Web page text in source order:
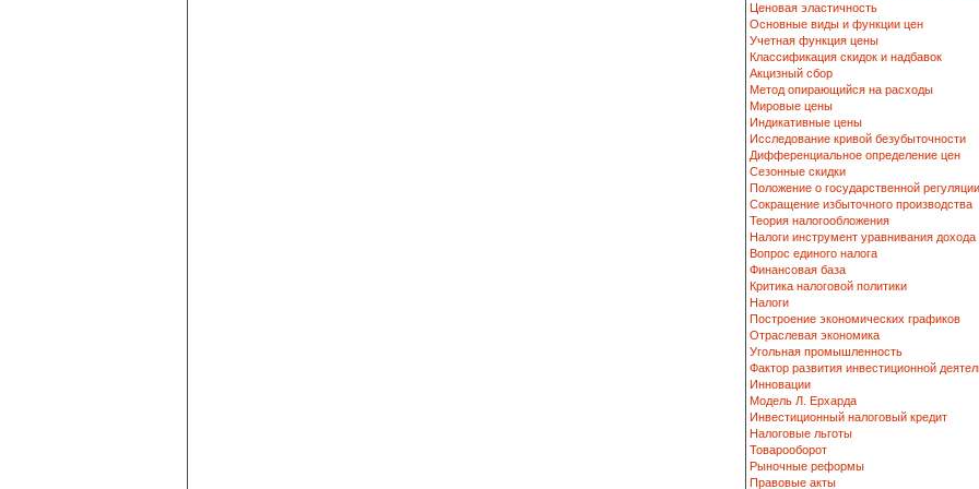
Ценовая эластичность
Основные виды и функции цен
Учетная функция цены
Классификация скидок и надбавок
Акцизный сбор
Метод опирающийся на расходы
Мировые цены
Индикативные цены
Исследование кривой безубыточности
Дифференциальное определение цен
Сезонные скидки
Положение о государственной регуляции
Сокращение избыточного производства
Теория налогообложения
Налоги инструмент уравнивания дохода
Вопрос единого налога
Финансовая база
Критика налоговой политики
Налоги
Построение экономических графиков
Отраслевая экономика
Угольная промышленность
Фактор развития инвестиционной
Инновации
Модель Л. Ерхарда
Инвестиционный налоговый кредит
Налоговые льготы
Товарооборот
Рыночные реформы
Правовые акты